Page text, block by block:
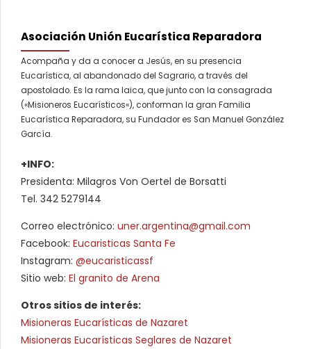
Asociación Unión Eucarística Reparadora
Acompaña y da a conocer a Jesús, en su presencia
Eucarística, al abandonado del Sagrario, a través del
apostolado. Es la rama laica, que junto con la consagrada
(«Misioneros Eucarísticos«), conforman la gran Familia
Eucarística Reparadora, su Fundador es San Manuel González
García.
+INFO:
Presidenta: Milagros Von Oertel de Borsatti
Tel. 342 5279144
Correo electrónico: uner.argentina@gmail.com
Facebook: Eucaristicas Santa Fe
Instagram: @eucaristicassf
Sitio web: El granito de Arena
Otros sitios de interés:
Misioneras Eucarísticas de Nazaret
Misioneras Eucarísticas Seglares de Nazaret